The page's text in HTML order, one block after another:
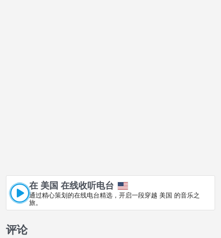
在 美国 在线收听电台
通过精心策划的在线电台精选，开启一段穿越 美国 的音乐之
旅。
评论